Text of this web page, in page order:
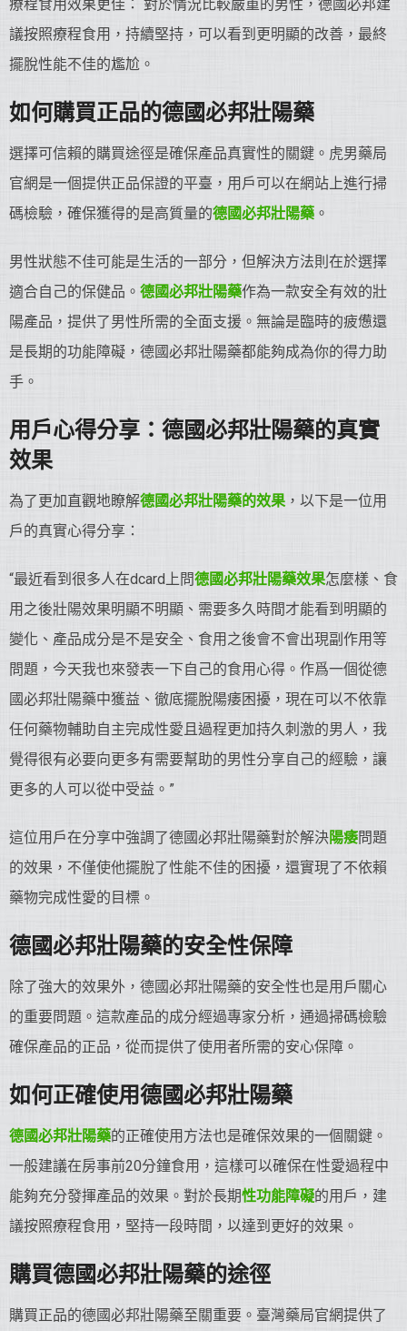
療程食用效果更佳： 對於情況比較嚴重的男性，德國必邦建
議按照療程食用，持續堅持，可以看到更明顯的改善，最終
擺脫性能不佳的尷尬。
如何購買正品的德國必邦壯陽藥
選擇可信賴的購買途徑是確保產品真實性的關鍵。虎男藥局
官網是一個提供正品保證的平臺，用戶可以在網站上進行掃
碼檢驗，確保獲得的是高質量的德國必邦壯陽藥 。
男性狀態不佳可能是生活的一部分，但解決方法則在於選擇
適合自己的保健品。 德國必邦壯陽藥作為一款安全有效的壯
陽產品，提供了男性所需的全面支援。無論是臨時的疲憊還
是長期的功能障礙，德國必邦壯陽藥都能夠成為你的得力助
手。
用戶心得分享：德國必邦壯陽藥的真實
效果
為了更加直觀地瞭解德國必邦壯陽藥的效果，以下是一位用
戶的真實心得分享：
“最近看到很多人在dcard上問德國必邦壯陽藥效果怎麼樣、食
用之後壯陽效果明顯不明顯、需要多久時間才能看到明顯的
變化、產品成分是不是安全、食用之後會不會出現副作用等
問題，今天我也來發表一下自己的食用心得。作爲一個從德
國必邦壯陽藥中獲益、徹底擺脫陽痿困擾，現在可以不依靠
任何藥物輔助自主完成性愛且過程更加持久刺激的男人，我
覺得很有必要向更多有需要幫助的男性分享自己的經驗，讓
更多的人可以從中受益。”
這位用戶在分享中強調了德國必邦壯陽藥對於解決陽痿問題
的效果，不僅使他擺脫了性能不佳的困擾，還實現了不依賴
藥物完成性愛的目標。
德國必邦壯陽藥的安全性保障
除了強大的效果外，德國必邦壯陽藥的安全性也是用戶關心
的重要問題。這款產品的成分經過專家分析，通過掃碼檢驗
確保產品的正品，從而提供了使用者所需的安心保障。
如何正確使用德國必邦壯陽藥
德國必邦壯陽藥的正確使用方法也是確保效果的一個關鍵。
一般建議在房事前20分鐘食用，這樣可以確保在性愛過程中
能夠充分發揮產品的效果。對於長期性功能障礙的用戶，建
議按照療程食用，堅持一段時間，以達到更好的效果。
購買德國必邦壯陽藥的途徑
購買正品的德國必邦壯陽藥至關重要。臺灣藥局官網提供了